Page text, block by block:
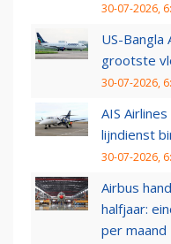
30-07-2026,
US-Bangla
grootste
30-07-2026,
AIS
lijndienst
30-07-2026,
Airbus
halfjaar:
per maand